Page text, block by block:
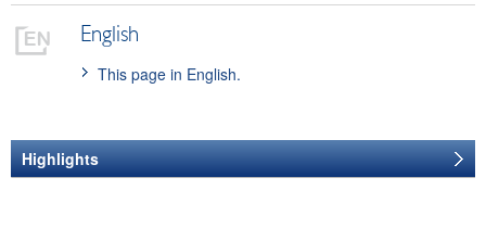
English
This page in English.
Highlights